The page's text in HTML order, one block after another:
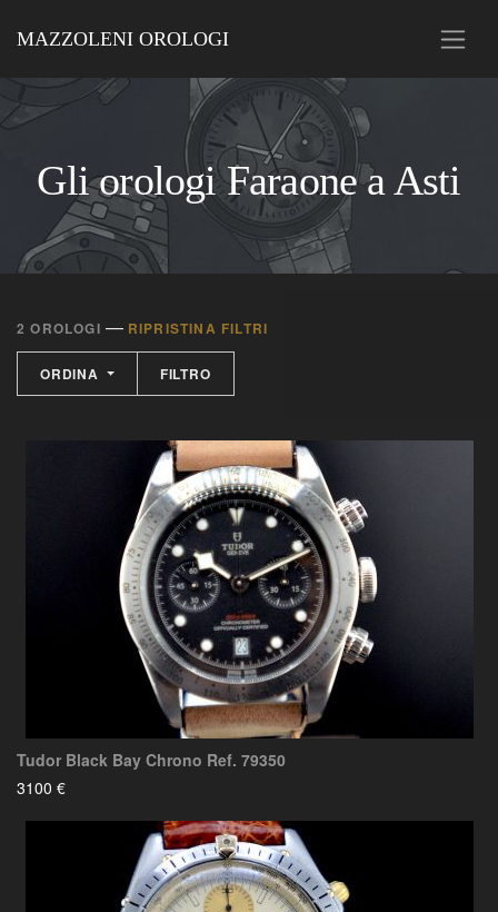
MAZZOLENI OROLOGI
Gli orologi Faraone a Asti
2 OROLOGI — RIPRISTINA FILTRI
ORDINA FILTRO
Tudor Black Bay Chrono Ref. 79350
3100 €